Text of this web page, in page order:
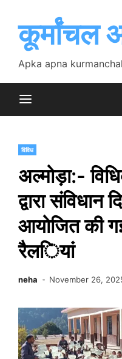
contentकूर्मांचल
Apka apna
विविध
अल्मोड़ा:-
द्वारा
आयोजित की
रैलियां
neha November 26,